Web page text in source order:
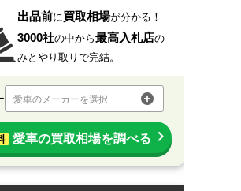
出品前に買取相場が分かる！
3000社の中から最高入札店の
みとやり取りで完結。
愛車のメーカーを選択
愛車の買取相場を調べる